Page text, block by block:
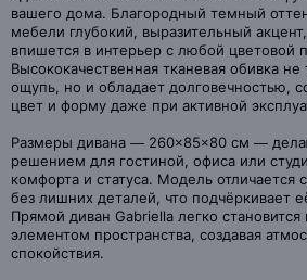
вашего дома. Благородный темный
мебели глубокий, выразительный
впишется в интерьер с любой цветовой
Высококачественная тканевая обивка не
ощупь, но и обладает долговечностью,
цвет и форму даже при активной
Размеры дивана — 260×85×80 см —
решением для гостиной, офиса или
комфорта и статуса. Модель
без лишних деталей, что подчёркивает
Прямой диван Gabriella легко
элементом пространства, создавая
спокойствия.